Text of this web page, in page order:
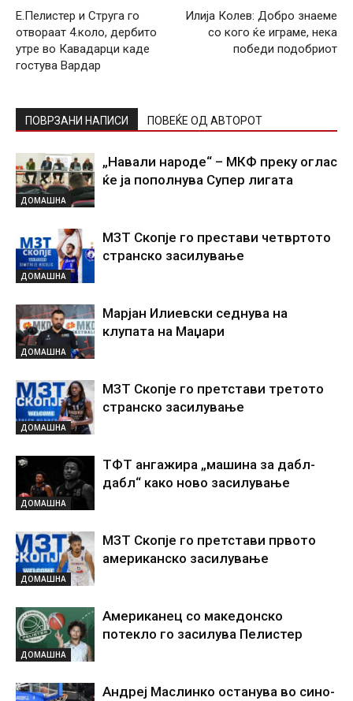
Е.Пелистер и Струга го
отвораат 4.коло, дербито
утре во Кавадарци каде
гостува Вардар
Илија Колев: Добро знаеме
со кого ќе играме, нека
победи подобриот
ПОВРЗАНИ НАПИСИ ПОВЕЌЕ ОД АВТОРОТ
ДОМАШНА
„Навали народе“ – МКФ преку оглас
ќе ја пополнува Супер лигата
ДОМАШНА
МЗТ Скопје го престави четвртото
странско засилување
ДОМАШНА
Марјан Илиевски седнува на
клупата на Маџари
ДОМАШНА
МЗТ Скопје го претстави третото
странско засилување
ДОМАШНА
ТФТ ангажира „машина за дабл-
дабл“ како ново засилување
ДОМАШНА
МЗТ Скопје го претстави првото
американско засилување
ДОМАШНА
Американец со македонско
потекло го засилува Пелистер
Андреј Маслинко останува во сино-